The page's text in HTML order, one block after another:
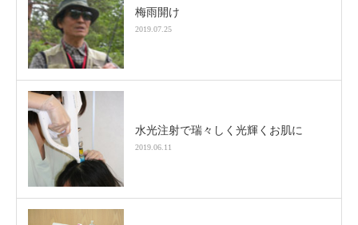
梅雨開け
2019.07.25
水光注射で瑞々しく光輝くお肌に
2019.06.11